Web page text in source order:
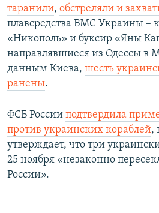
таранили, обстреляли и
плавсредства ВМС Украины –
«Никополь» и буксир «Яны
направлявшиеся из Одессы в
данным Киева, шесть
ранены.
ФСБ России подтвердила
против украинских кораблей,
утверждает, что три
25 ноября «незаконно
России».